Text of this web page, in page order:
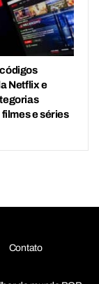
Netflix e
e séries
Contato